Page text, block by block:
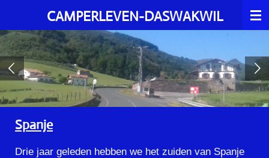
direct
naar
de
hoofdinhoud
CAMPERLEVEN-DASWAKWIL
Spanje
Drie jaar geleden hebben we het zuiden van Spanje